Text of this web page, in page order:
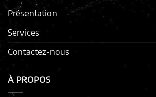
Présentation
Services
Contactez-nous
À PROPOS